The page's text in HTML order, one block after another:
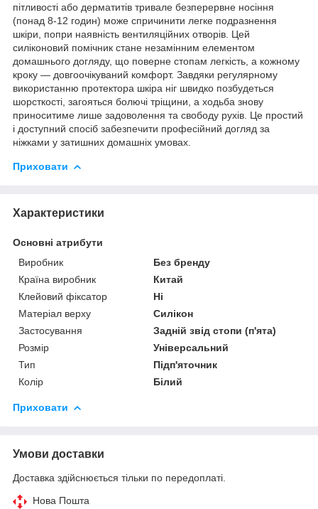
пітливості або дерматитів тривале безперервне носіння
(понад 8-12 годин) може спричинити легке подразнення
шкіри, попри наявність вентиляційних отворів. Цей
силіконовий помічник стане незамінним елементом
домашнього догляду, що поверне стопам легкість, а кожному
кроку — довгоочікуваний комфорт. Завдяки регулярному
використанню протектора шкіра ніг швидко позбудеться
шорсткості, загояться болючі тріщини, а ходьба знову
приноситиме лише задоволення та свободу рухів. Це простий
і доступний спосіб забезпечити професійний догляд за
ніжками у затишних домашніх умовах.
Приховати
Характеристики
Основні атрибути
Виробник
Без бренду
Країна виробник
Китай
Клейовий фіксатор
Ні
Матеріал верху
Силікон
Застосування
Задній звід стопи (п'ята)
Розмір
Універсальний
Тип
Підп'яточник
Колір
Білий
Приховати
Умови доставки
Доставка здійснюється тільки по передоплаті.
Нова Пошта